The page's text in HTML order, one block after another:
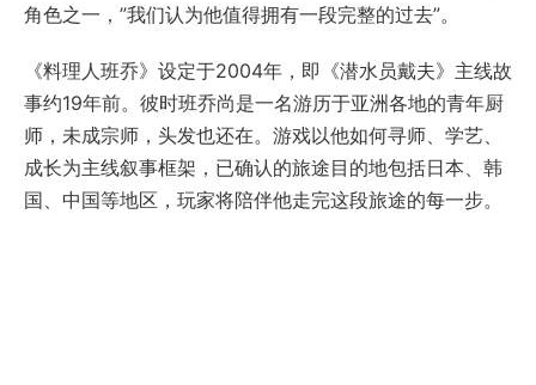
角色之一，”我们认为他值得拥有一段完整的过去”。
《料理人班乔》设定于2004年，即《潜水员戴夫》主线故
事约19年前。彼时班乔尚是一名游历于亚洲各地的青年厨
师，未成宗师，头发也还在。游戏以他如何寻师、学艺、
成长为主线叙事框架，已确认的旅途目的地包括日本、韩
国、中国等地区，玩家将陪伴他走完这段旅途的每一步。